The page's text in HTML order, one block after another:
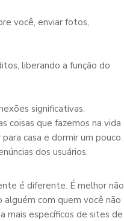
você, enviar fotos,
liberando a função do
significativas.
coisas que fazemos na vida
casa e dormir um pouco.
dos usuários.
é diferente. É melhor não
com quem você não
mais específicos de sites de